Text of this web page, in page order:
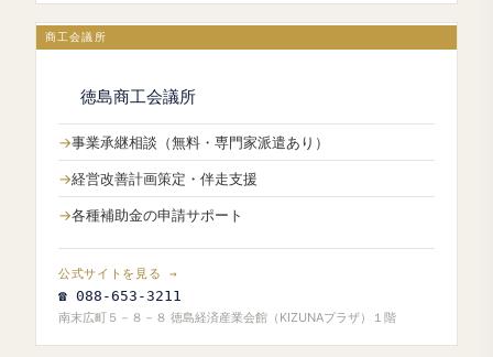
商工会議所
徳島商工会議所
事業承継相談（無料・専門家派遣あり）
経営改善計画策定・伴走支援
各種補助金の申請サポート
公式サイトを見る →
☎ 088-653-3211
南末広町５－８－８ 徳島経済産業会館（KIZUNAプラザ）１階